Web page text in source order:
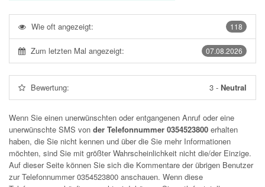
118
Wie oft angezeigt:
07.08.2026
Zum letzten Mal angezeigt:
Bewertung: 3 - Neutral
Wenn Sie einen unerwünschten oder entgangenen Anruf oder eine
unerwünschte SMS von der Telefonnummer 0354523800 erhalten
haben, die Sie nicht kennen und über die Sie mehr Informationen
möchten, sind Sie mit größter Wahrscheinlichkeit nicht die/der Einzige.
Auf dieser Seite können Sie sich die Kommentare der übrigen Benutzer
zur Telefonnummer0354523800 anschauen. Wenn diese